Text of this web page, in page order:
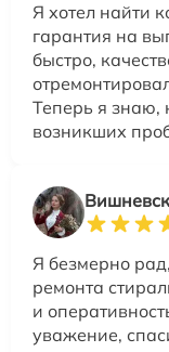
Я хотел найти
гарантия на
быстро,
Теперь я знаю,
возникших
Я безмерно
ремонта
и
уважение,